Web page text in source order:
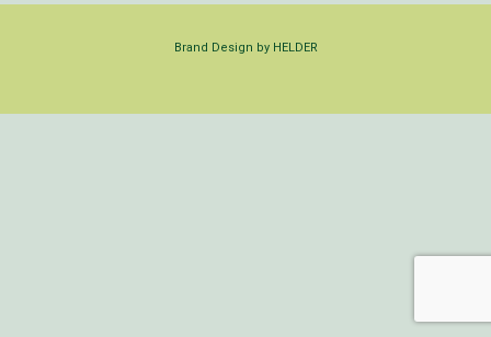
Brand Design by HELDER